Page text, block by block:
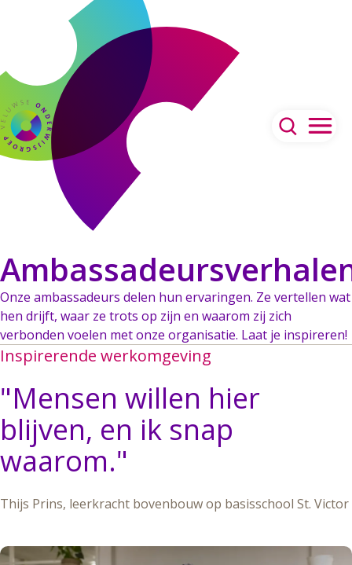
Onze ambassadeurs delen hun ervaringen. Ze vertellen wat
hen drijft, waar ze trots op zijn en waarom zij zich
verbonden voelen met onze organisatie. Laat je inspireren!
Inspirerende werkomgeving
"Mensen willen hier
blijven, en ik snap
waarom."
Thijs Prins, leerkracht bovenbouw op basisschool St. Victor